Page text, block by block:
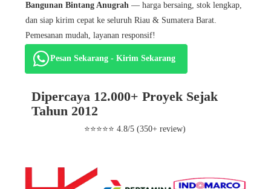
Bangunan Bintang Anugrah — harga bersaing, stok lengkap,
dan siap kirim cepat ke seluruh Riau & Sumatera Barat.
Pemesanan mudah, layanan responsif!
Pesan Sekarang - Kirim Sekarang
Dipercaya 12.000+ Proyek Sejak
Tahun 2012
⭐⭐⭐⭐⭐ 4.8/5 (350+ review)